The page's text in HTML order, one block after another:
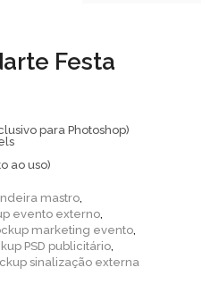
Festa
para Photoshop)
ao uso)
mastro,
evento externo,
marketing evento,
PSD publicitário,
sinalização externa